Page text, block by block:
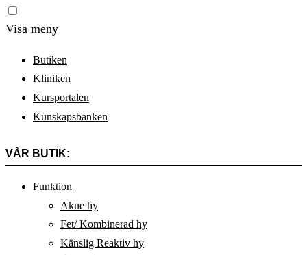
Visa meny
Butiken
Kliniken
Kursportalen
Kunskapsbanken
VÅR BUTIK:
Funktion
Akne hy
Fet/ Kombinerad hy
Känslig Reaktiv hy